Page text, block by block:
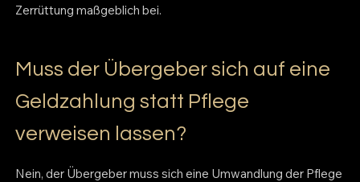
Zerrüttung maßgeblich bei.
Muss der Übergeber sich auf eine
Geldzahlung statt Pflege
verweisen lassen?
Nein, der Übergeber muss sich eine Umwandlung der Pflege